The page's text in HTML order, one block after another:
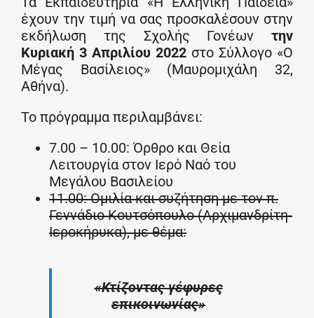
έχουν την τιμή να σας προσκαλέσουν στην
εκδήλωση της Σχολής Γονέων την
Κυριακή 3 Απριλίου 2022 στο Σύλλογο «Ο
Μέγας Βασίλειος» (Μαυρομιχάλη 32,
Αθήνα).
Το πρόγραμμα περιλαμβάνει:
7.00 – 10.00: Όρθρο και Θεία
Λειτουργία στον Ιερό Ναό του
Μεγάλου Βασιλείου
11.00: Ομιλία και συζήτηση με τον π.
Γεννάδιο Κουτσόπουλο (Αρχιμανδρίτη-
Ιεροκήρυκα), με θέμα:
«Κτίζοντας γέφυρες
επικοινωνίας»